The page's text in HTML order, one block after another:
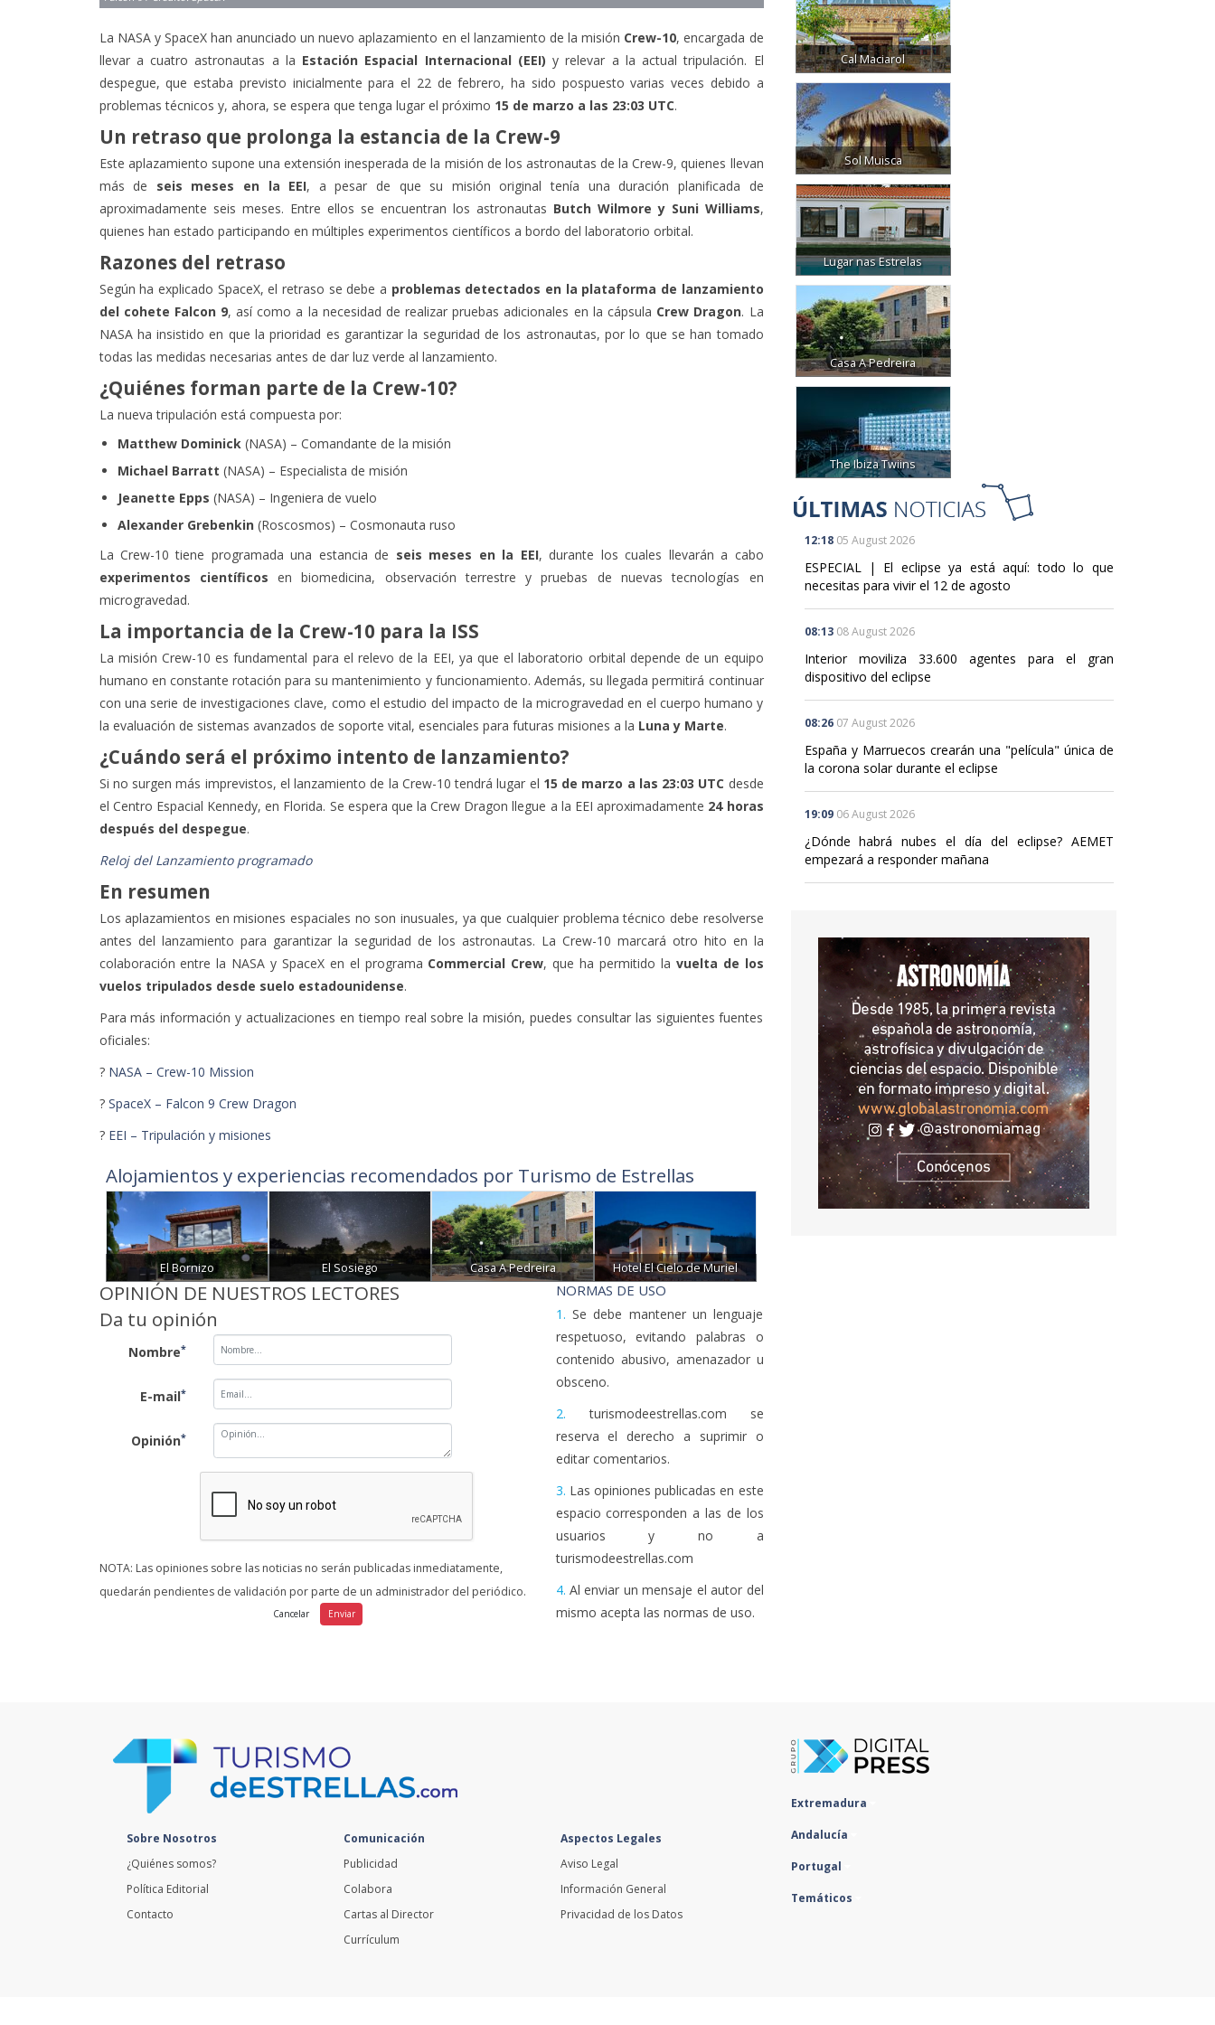
La NASA y SpaceX han anunciado un nuevo aplazamiento en el lanzamiento de la misión Crew-10, encargada de
llevar a cuatro astronautas a la Estación Espacial Internacional (EEI) y relevar a la actual tripulación. El
despegue, que estaba previsto inicialmente para el 22 de febrero, ha sido pospuesto varias veces debido a
problemas técnicos y, ahora, se espera que tenga lugar el próximo 15 de marzo a las 23:03 UTC.
Un retraso que prolonga la estancia de la Crew-9
Este aplazamiento supone una extensión inesperada de la misión de los astronautas de la Crew-9, quienes llevan
más de seis meses en la EEI, a pesar de que su misión original tenía una duración planificada de
aproximadamente seis meses. Entre ellos se encuentran los astronautas Butch Wilmore y Suni Williams,
quienes han estado participando en múltiples experimentos científicos a bordo del laboratorio orbital.
Razones del retraso
Según ha explicado SpaceX, el retraso se debe a problemas detectados en la plataforma de lanzamiento
del cohete Falcon 9, así como a la necesidad de realizar pruebas adicionales en la cápsula Crew Dragon. La
NASA ha insistido en que la prioridad es garantizar la seguridad de los astronautas, por lo que se han tomado
todas las medidas necesarias antes de dar luz verde al lanzamiento.
¿Quiénes forman parte de la Crew-10?
La nueva tripulación está compuesta por:
Matthew Dominick(NASA) – Comandante de la misión
Michael Barratt (NASA) – Especialista de misión
Jeanette Epps (NASA) – Ingeniera de vuelo
Alexander Grebenkin(Roscosmos) – Cosmonauta ruso
La Crew-10 tiene programada una estancia de seis meses en la EEI, durante los cuales llevarán a cabo
experimentos científicos en biomedicina, observación terrestre y pruebas de nuevas tecnologías en
microgravedad.
La importancia de la Crew-10 para la ISS
La misión Crew-10 es fundamental para el relevo de la EEI, ya que el laboratorio orbital depende de un equipo
humano en constante rotación para su mantenimiento y funcionamiento. Además, su llegada permitirá continuar
con una serie de investigaciones clave, como el estudio del impacto de la microgravedad en el cuerpo humano y
la evaluación de sistemas avanzados de soporte vital, esenciales para futuras misiones a la Luna y Marte.
¿Cuándo será el próximo intento de lanzamiento?
Si no surgen más imprevistos, el lanzamiento de la Crew-10 tendrá lugar el 15 de marzo a las 23:03 UTC desde
el Centro Espacial Kennedy, en Florida. Se espera que la Crew Dragon llegue a la EEI aproximadamente 24 horas
después del despegue.
Reloj del Lanzamiento programado
En resumen
Los aplazamientos en misiones espaciales no son inusuales, ya que cualquier problema técnico debe resolverse
antes del lanzamiento para garantizar la seguridad de los astronautas. La Crew-10 marcará otro hito en la
colaboración entre la NASA y SpaceX en el programa Commercial Crew, que ha permitido la vuelta de los
vuelos tripulados desde suelo estadounidense.
Para más información y actualizaciones en tiempo real sobre la misión, puedes consultar las siguientes fuentes
oficiales:
? NASA – Crew-10 Mission
? SpaceX – Falcon 9 Crew Dragon
? EEI – Tripulación y misiones
Alojamientos y experiencias recomendados por Turismo de Estrellas
El Bornizo El Sosiego Casa A Pedreira Hotel El Cielo de Muriel
OPINIÓN DE NUESTROS LECTORES
Da tu opinión
Nombre*
E-mail*
Opinión*
NOTA: Las opiniones sobre las noticias no serán publicadas inmediatamente,
quedarán pendientes de validación por parte de un administrador del periódico.
NORMAS DE USO
1. Se debe mantener un lenguaje
respetuoso, evitando palabras o
contenido abusivo, amenazador u
obsceno.
2. turismodeestrellas.com se
reserva el derecho a suprimir o
editar comentarios.
3. Las opiniones publicadas en este
espacio corresponden a las de los
usuarios y no a
turismodeestrellas.com
4. Al enviar un mensaje el autor del
mismo acepta las normas de uso.
Cal Maciarol
Sol Muisca
Lugar nas Estrelas
Casa A Pedreira
The Ibiza Twiins
12:18 05 August 2026
ESPECIAL | El eclipse ya está aquí: todo lo que
necesitas para vivir el 12 de agosto
08:13 08 August 2026
Interior moviliza 33.600 agentes para el gran
dispositivo del eclipse
08:26 07 August 2026
España y Marruecos crearán una "película" única de
la corona solar durante el eclipse
19:09 06 August 2026
¿Dónde habrá nubes el día del eclipse? AEMET
empezará a responder mañana
Sobre Nosotros
¿Quiénes somos?
Política Editorial
Contacto
Comunicación
Publicidad
Colabora
Cartas al Director
Currículum
Aspectos Legales
Aviso Legal
Información General
Privacidad de los Datos
Extremadura
Andalucía
Portugal
Temáticos